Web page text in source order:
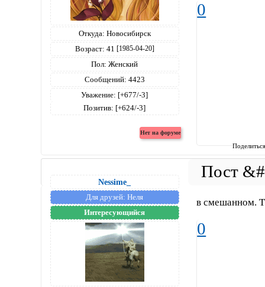
Откуда: Новосибирск
Возраст: 41 [1985-04-20]
Пол: Женский
Сообщений: 4423
Уважение: [+677/-3]
Позитив: [+624/-3]
0
Nessime_
Для друзей: Неля
Интересующийся
в смешанном.
0